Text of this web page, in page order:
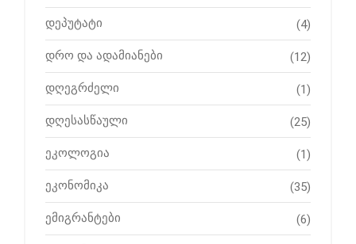
დეპუტატი (4)
დრო და ადამიანები (12)
დღეგრძელი (1)
დღესასწაული (25)
ეკოლოგია (1)
ეკონომიკა (35)
ემიგრანტები (6)